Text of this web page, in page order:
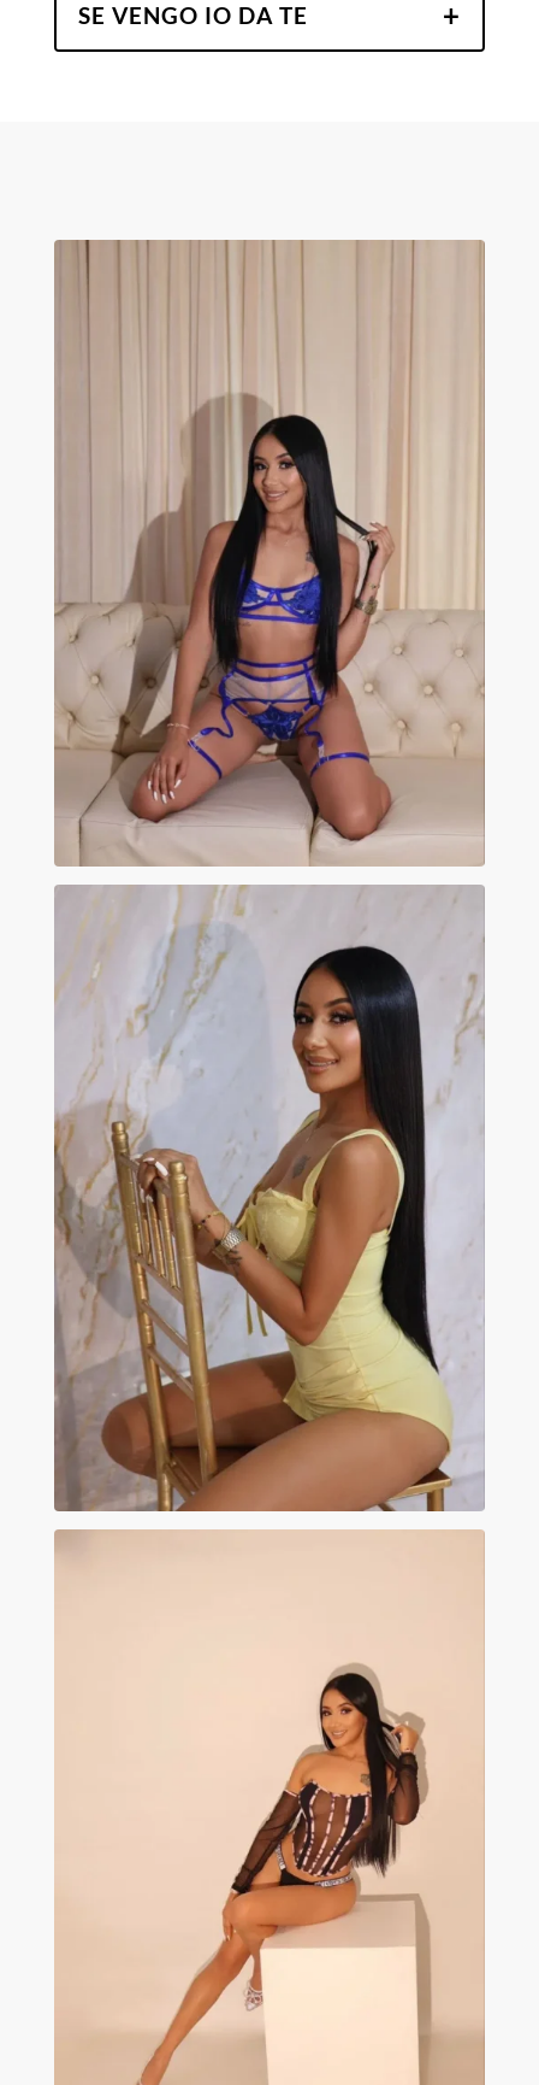
SE VENGO IO DA TE